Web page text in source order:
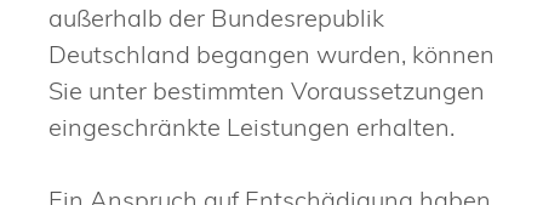
außerhalb der Bundesrepublik
Deutschland begangen wurden, können
Sie unter bestimmten Voraussetzungen
eingeschränkte Leistungen erhalten.